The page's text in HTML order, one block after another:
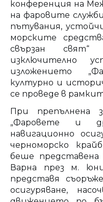
конференция на
на фаровите
пътувания,
морските
свързан
изключително
изложението
културно и
се проведе в
При препълнена
„Фаровете и
навигационно
черноморско
беше
Варна през м.
представя
осигуряване,